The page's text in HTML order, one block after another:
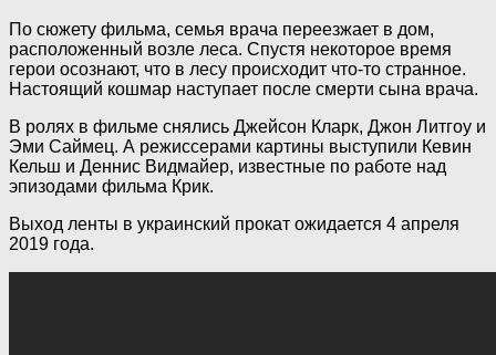
По сюжету фильма, семья врача переезжает в дом,
расположенный возле леса. Спустя некоторое время
герои осознают, что в лесу происходит что-то странное.
Настоящий кошмар наступает после смерти сына врача.
В ролях в фильме снялись Джейсон Кларк, Джон Литгоу и
Эми Саймец. А режиссерами картины выступили Кевин
Кельш и Деннис Видмайер, известные по работе над
эпизодами фильма Крик.
Выход ленты в украинский прокат ожидается 4 апреля
2019 года.